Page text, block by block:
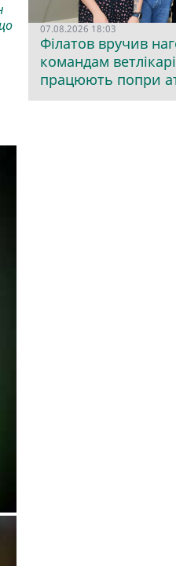
07.08.2026 18:03
Філатов вручив
командам
працюють попри